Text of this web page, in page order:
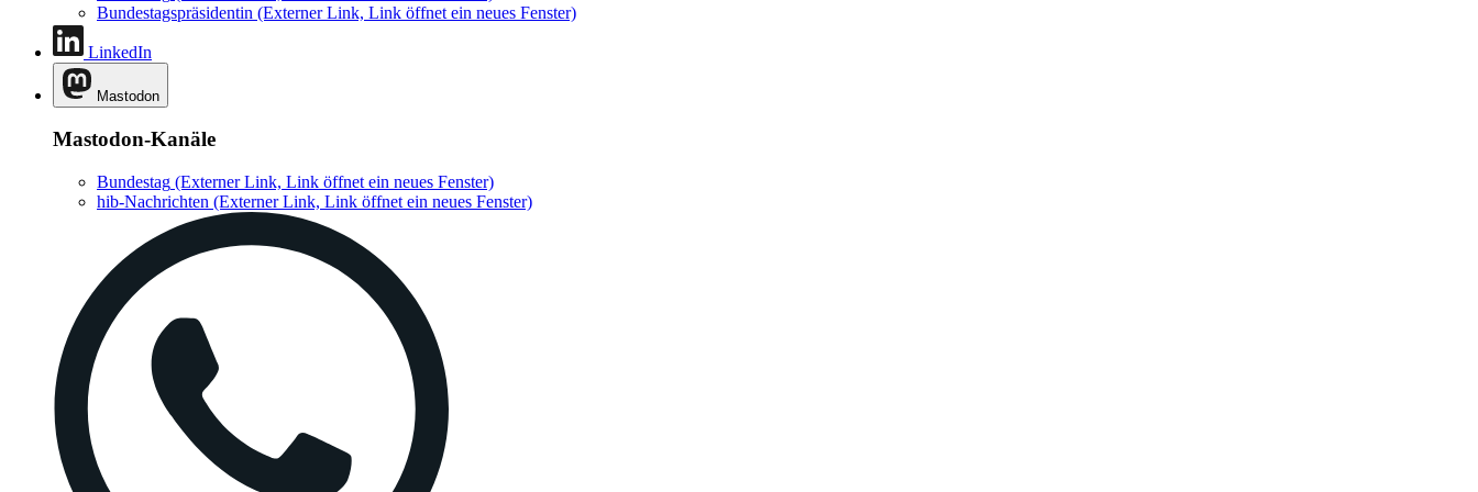
Bundestagspräsidentin (Externer Link, Link öffnet ein neues Fenster)
LinkedIn
Mastodon
Mastodon-Kanäle
Bundestag (Externer Link, Link öffnet ein neues Fenster)
hib-Nachrichten (Externer Link, Link öffnet ein neues Fenster)